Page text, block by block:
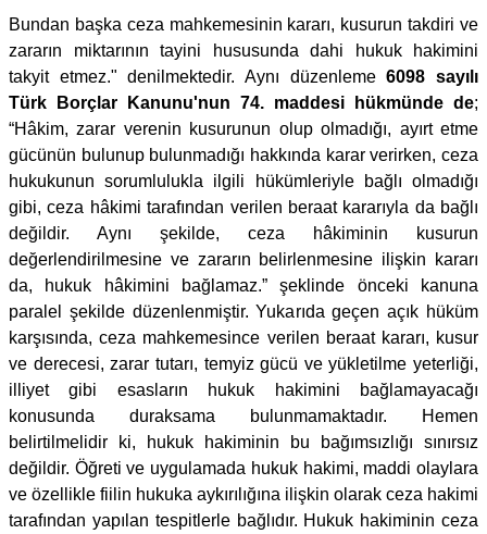
Bundan başka ceza mahkemesinin kararı, kusurun takdiri ve
zararın miktarının tayini hususunda dahi hukuk hakimini
takyit etmez." denilmektedir. Aynı düzenleme6098 sayılı
Türk Borçlar Kanunu'nun 74. maddesi hükmünde de;
“Hâkim, zarar verenin kusurunun olup olmadığı, ayırt etme
gücünün bulunup bulunmadığı hakkında karar verirken, ceza
hukukunun sorumlulukla ilgili hükümleriyle bağlı olmadığı
gibi, ceza hâkimi tarafından verilen beraat kararıyla da bağlı
değildir. Aynı şekilde, ceza hâkiminin kusurun
değerlendirilmesine ve zararın belirlenmesine ilişkin kararı
da, hukuk hâkimini bağlamaz.” şeklinde önceki kanuna
paralel şekilde düzenlenmiştir. Yukarıda geçen açık hüküm
karşısında, ceza mahkemesince verilen beraat kararı, kusur
ve derecesi, zarar tutarı, temyiz gücü ve yükletilme yeterliği,
illiyet gibi esasların hukuk hakimini bağlamayacağı
konusunda duraksama bulunmamaktadır. Hemen
belirtilmelidir ki, hukuk hakiminin bu bağımsızlığı sınırsız
değildir. Öğreti ve uygulamada hukuk hakimi, maddi olaylara
ve özellikle fiilin hukuka aykırılığına ilişkin olarak ceza hakimi
tarafından yapılan tespitlerle bağlıdır. Hukuk hakiminin ceza